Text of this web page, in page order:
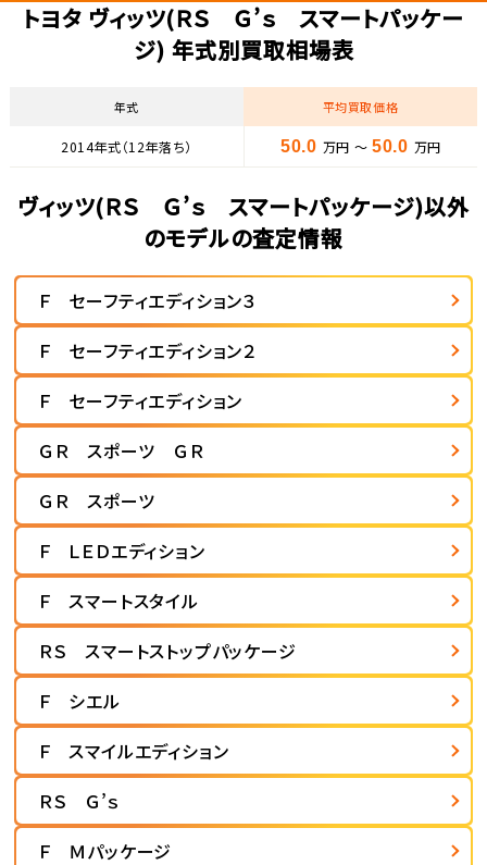
トヨタ ヴィッツ(ＲＳ Ｇ’ｓ スマートパッケー
ジ) 年式別買取相場表
年式 平均買取価格
2014年式（12年落ち） 50.0 万円 ～ 50.0 万円
ヴィッツ(ＲＳ Ｇ’ｓ スマートパッケージ)以外
のモデルの査定情報
Ｆ セーフティエディション３
Ｆ セーフティエディション２
Ｆ セーフティエディション
ＧＲ スポーツ ＧＲ
ＧＲ スポーツ
Ｆ ＬＥＤエディション
Ｆ スマートスタイル
ＲＳ スマートストップパッケージ
Ｆ シエル
Ｆ スマイルエディション
ＲＳ Ｇ’ｓ
Ｆ Ｍパッケージ